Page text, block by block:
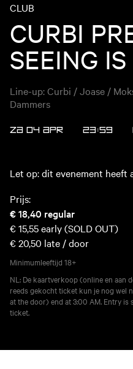
CLUB
CURBI
SEEING
Line-up: Curbi / Joase /
Dammers
ZA 04 APR 23:59
Let op: dit evenement heeft
Prijs:
€ 18,40 regular
€ 15,55early (SOLD OUT)
€ 20,50 late / door
Minimumleeftijd 18+
NL: De kaartverkoop (online en aan
reeds gekocht ticket kun je nog wel
at the door) end at 3:00 AM. Entry
ticket.